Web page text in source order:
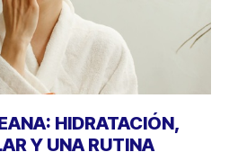
HIDRATACIÓN,
Y UNA RUTINA